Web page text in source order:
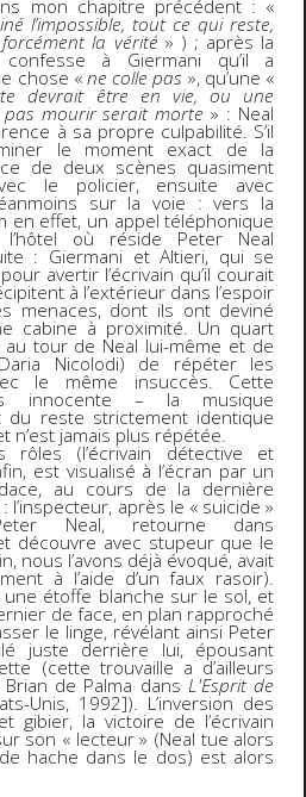
mon chapitre précédent : «
l’impossible, tout ce qui reste,
la vérité » ) ; après la
à Giermani qu’il a
chose «ne colle pas », qu’une «
devrait être en vie, ou une
mourir serait morte » : Neal
à sa propre culpabilité. S’il
le moment exact de la
de deux scènes quasiment
le policier, ensuite avec
sur la voie : vers la
en effet, un appel téléphonique
où réside Peter Neal
: Giermani et Altieri, qui se
avertir l’écrivain qu’il courait
à l’extérieur dans l’espoir
menaces, dont ils ont deviné
cabine à proximité. Un quart
au tour de Neal lui-même et de
Nicolodi) de répéter les
le même insuccès. Cette
innocente – la musique
du reste strictement identique
n’est jamais plus répétée.
rôles (l’écrivain détective et
est visualisé à l’écran par un
au cours de la dernière
après le « suicide »
Neal, retourne dans
découvre avec stupeur que le
nous l’avons déjà évoqué, avait
à l’aide d’un faux rasoir).
étoffe blanche sur le sol, et
de face, en plan rapproché
le linge, révélant ainsi Peter
juste derrière lui, épousant
(cette trouvaille a d’ailleurs
de Palma dans L'Esprit de
Unis, 1992]). L’inversion des
gibier, la victoire de l’écrivain
son « lecteur » (Neal tue alors
hache dans le dos) est alors